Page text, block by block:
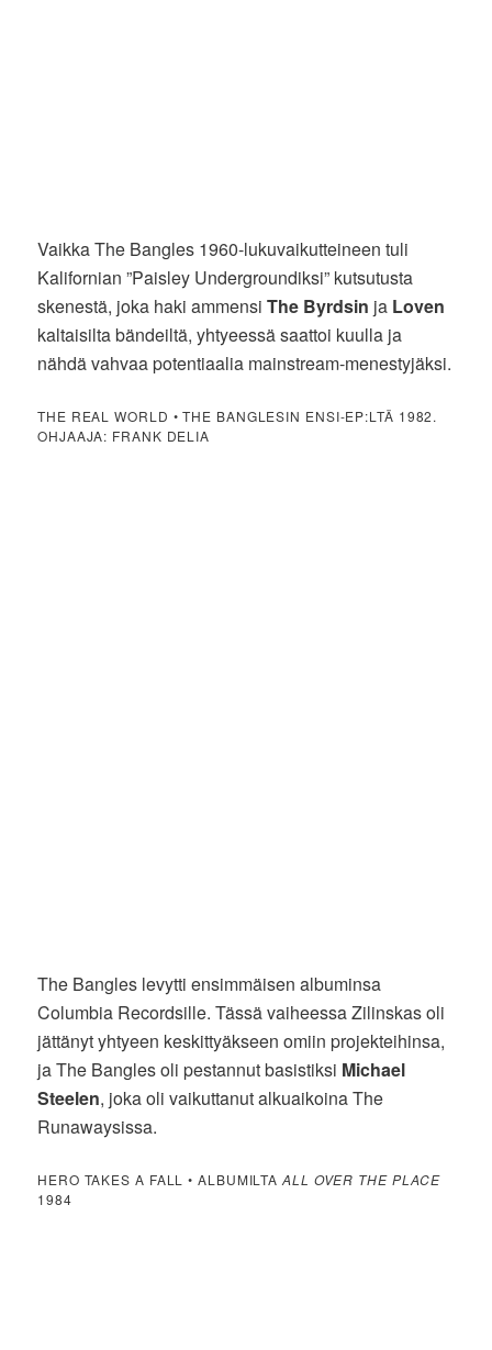
Vaikka The Bangles 1960-lukuvaikutteineen tuli
Kalifornian ”Paisley Undergroundiksi” kutsutusta
skenestä, joka haki ammensiThe Byrdsin ja Loven
kaltaisilta bändeiltä, yhtyeessä saattoi kuulla ja
nähdä vahvaa potentiaalia mainstream-menestyjäksi.
THE REAL WORLD • THE BANGLESIN ENSI-EP:LTÄ 1982.
OHJAAJA: FRANK DELIA
The Bangles levytti ensimmäisen albuminsa
Columbia Recordsille. Tässä vaiheessa Zilinskas oli
jättänyt yhtyeen keskittyäkseen omiin projekteihinsa,
ja The Bangles oli pestannut basistiksi Michael
Steelen, joka oli vaikuttanut alkuaikoina The
Runawaysissa.
HERO TAKES A FALL • ALBUMILTAALL OVER THE PLACE
1984